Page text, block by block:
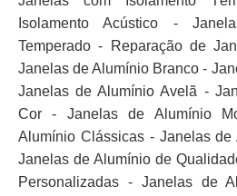
Isolamento Acústico -
Temperado - Reparação de
Janelas de Alumínio Branco -
Janelas de Alumínio Avelã -
Cor - Janelas de Alumínio
Alumínio Clássicas - Janelas
Janelas de Alumínio de
Personalizadas - Janelas de